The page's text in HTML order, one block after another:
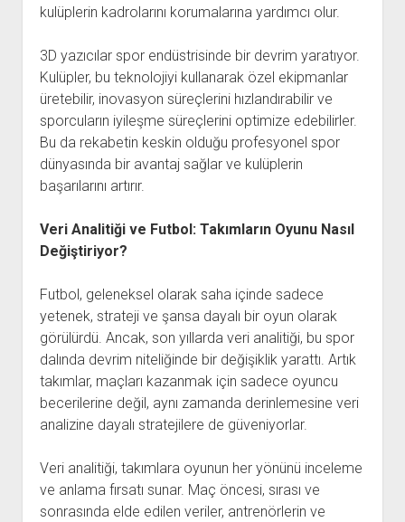
kulüplerin kadrolarını korumalarına yardımcı olur.
3D yazıcılar spor endüstrisinde bir devrim yaratıyor.
Kulüpler, bu teknolojiyi kullanarak özel ekipmanlar
üretebilir, inovasyon süreçlerini hızlandırabilir ve
sporcuların iyileşme süreçlerini optimize edebilirler.
Bu da rekabetin keskin olduğu profesyonel spor
dünyasında bir avantaj sağlar ve kulüplerin
başarılarını artırır.
Veri Analitiği ve Futbol: Takımların Oyunu Nasıl
Değiştiriyor?
Futbol, geleneksel olarak saha içinde sadece
yetenek, strateji ve şansa dayalı bir oyun olarak
görülürdü. Ancak, son yıllarda veri analitiği, bu spor
dalında devrim niteliğinde bir değişiklik yarattı. Artık
takımlar, maçları kazanmak için sadece oyuncu
becerilerine değil, aynı zamanda derinlemesine veri
analizine dayalı stratejilere de güveniyorlar.
Veri analitiği, takımlara oyunun her yönünü inceleme
ve anlama fırsatı sunar. Maç öncesi, sırası ve
sonrasında elde edilen veriler, antrenörlerin ve